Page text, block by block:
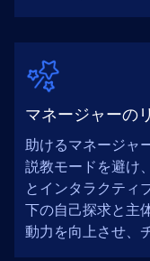
マネージャーの
助けるマネージャ
説教モードを避け
とインタラクティ
下の自己探求と主
動力を向上させ、